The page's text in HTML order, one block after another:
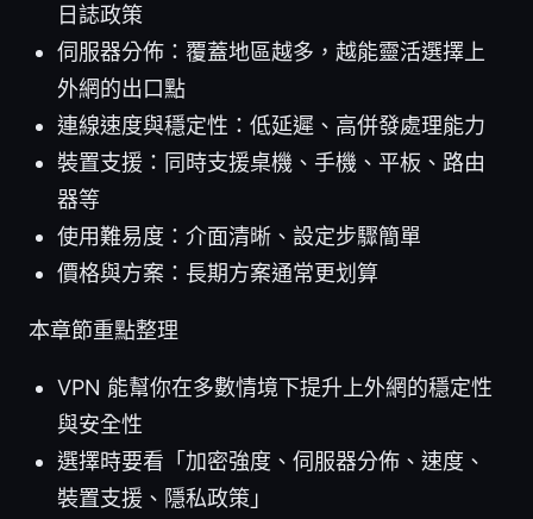
日誌政策
伺服器分佈：覆蓋地區越多，越能靈活選擇上
外網的出口點
連線速度與穩定性：低延遲、高併發處理能力
裝置支援：同時支援桌機、手機、平板、路由
器等
使用難易度：介面清晰、設定步驟簡單
價格與方案：長期方案通常更划算
本章節重點整理
VPN 能幫你在多數情境下提升上外網的穩定性
與安全性
選擇時要看「加密強度、伺服器分佈、速度、
裝置支援、隱私政策」